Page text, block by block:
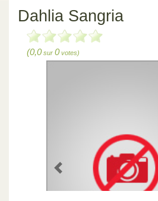
Dahlia Sangria
(0,0sur 0votes)
Previous